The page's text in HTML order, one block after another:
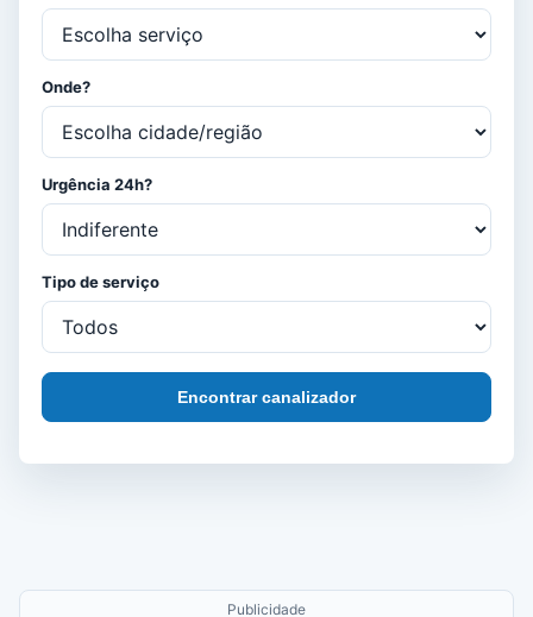
Onde?
Urgência 24h?
Tipo de serviço
Encontrar canalizador
Publicidade